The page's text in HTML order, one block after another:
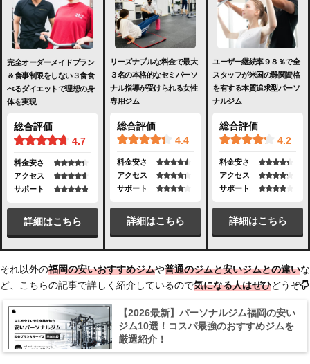
完全オーダーメイドプラン
＆食事制限をしない３食食
べるダイエットで理想の身
体を実現
総合評価
4.7
料金安さ
アクセス
サポート
詳細はこちら
リーズナブルな料金で最大
３名の本格的なセミパーソ
ナル指導が受けられる女性
専用ジム
総合評価
4.4
料金安さ
アクセス
サポート
詳細はこちら
ユーザー継続率９８％で全
スタッフが米国の難関資格
を有する本質追求型パーソ
ナルジム
総合評価
4.2
料金安さ
アクセス
サポート
詳細はこちら
それ以外の福岡の安いおすすめジムや普通のジムと安いジムとの違いな
ど、こちらの記事で詳しく紹介しているので気になる人はぜひどうぞ
【2026最新】パーソナルジム福岡の安い
ジム10選！コスパ最強のおすすめジムを
厳選紹介！